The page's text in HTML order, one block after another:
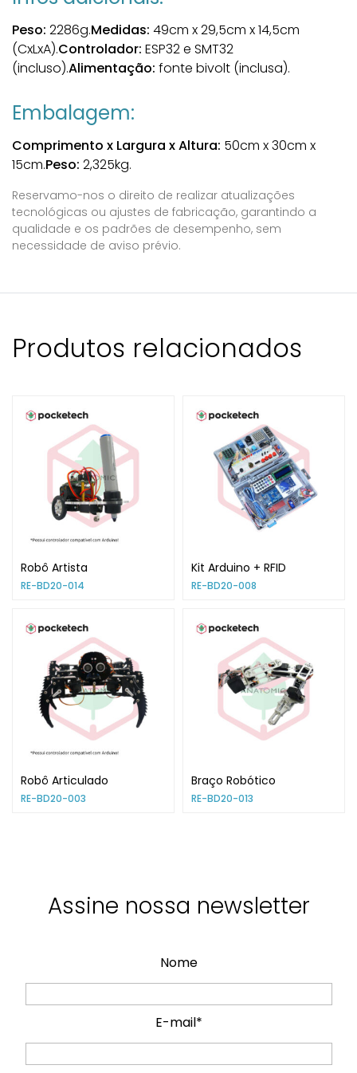
Peso: 2286g.Medidas: 49cm x 29,5cm x 14,5cm
(CxLxA).Controlador: ESP32 e SMT32
(incluso).Alimentação: fonte bivolt (inclusa).
Embalagem:
Comprimento x Largura x Altura: 50cm x 30cm x
15cm.Peso: 2,325kg.
Reservamo-nos o direito de realizar atualizações
tecnológicas ou ajustes de fabricação, garantindo a
qualidade e os padrões de desempenho, sem
necessidade de aviso prévio.
Produtos relacionados
Robô Artista
RE-BD20-014
Kit Arduino + RFID
RE-BD20-008
Robô Articulado
RE-BD20-003
Braço Robótico
RE-BD20-013
Assine nossa newsletter
Nome
E-mail*